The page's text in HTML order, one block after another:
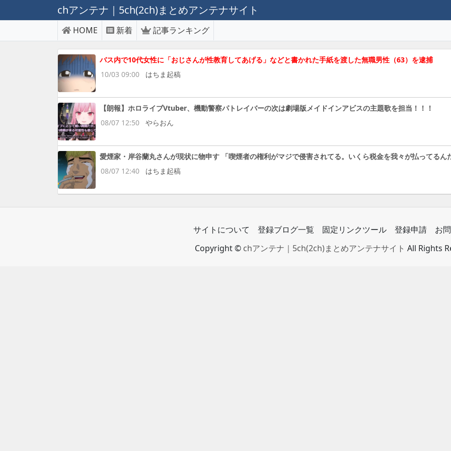
chアンテナ｜5ch(2ch)まとめアンテナサイト
HOME 新着 記事ランキング
バス内で10代女性に「おじさんが性教育してあげる」などと書かれた手紙を渡した無職男性（63）を逮捕
10/03 09:00
はちま起稿
【朗報】ホロライブVtuber、機動警察パトレイバーの次は劇場版メイドインアビスの主題歌を担当！！！
08/07 12:50
やらおん
愛煙家・岸谷蘭丸さんが現状に物申す 「喫煙者の権利がマジで侵害されてる。いくら税金を我々が払ってるん
08/07 12:40
はちま起稿
サイトについて 登録ブログ一覧 固定リンクツール 登録申請
お
Copyright © chアンテナ｜5ch(2ch)まとめアンテナサイト All Rights